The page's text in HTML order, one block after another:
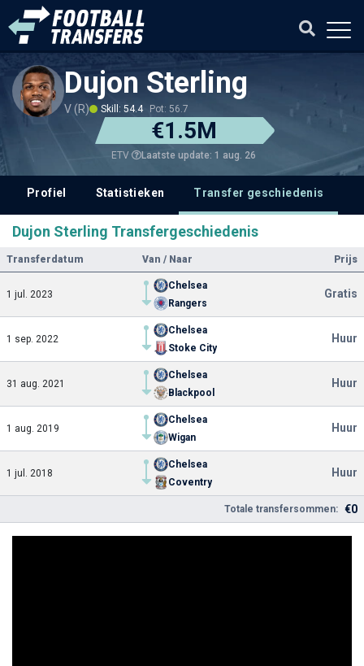
Dujon Sterling
V (R) Skill: 54.4 Pot: 56.7
€1.5M
ETV Laatste update: 1 aug. 26
Profiel Statistieken Transfer geschiedenis
Dujon Sterling Transfergeschiedenis
Transferdatum Van / Naar Prijs
1 jul. 2023
Chelsea
Rangers
Gratis
1 sep. 2022
Chelsea
Stoke City
Huur
31 aug. 2021
Chelsea
Blackpool
Huur
1 aug. 2019
Chelsea
Wigan
Huur
1 jul. 2018
Chelsea
Coventry
Huur
Totale transfersommen: €0